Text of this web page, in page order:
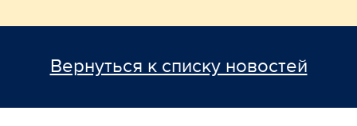
Вернуться к списку новостей